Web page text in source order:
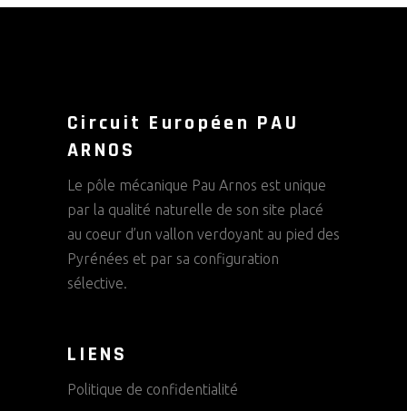
Circuit Européen PAU
ARNOS
Le pôle mécanique Pau Arnos est unique
par la qualité naturelle de son site placé
au coeur d’un vallon verdoyant au pied des
Pyrénées et par sa configuration
sélective.
LIENS
Politique de confidentialité